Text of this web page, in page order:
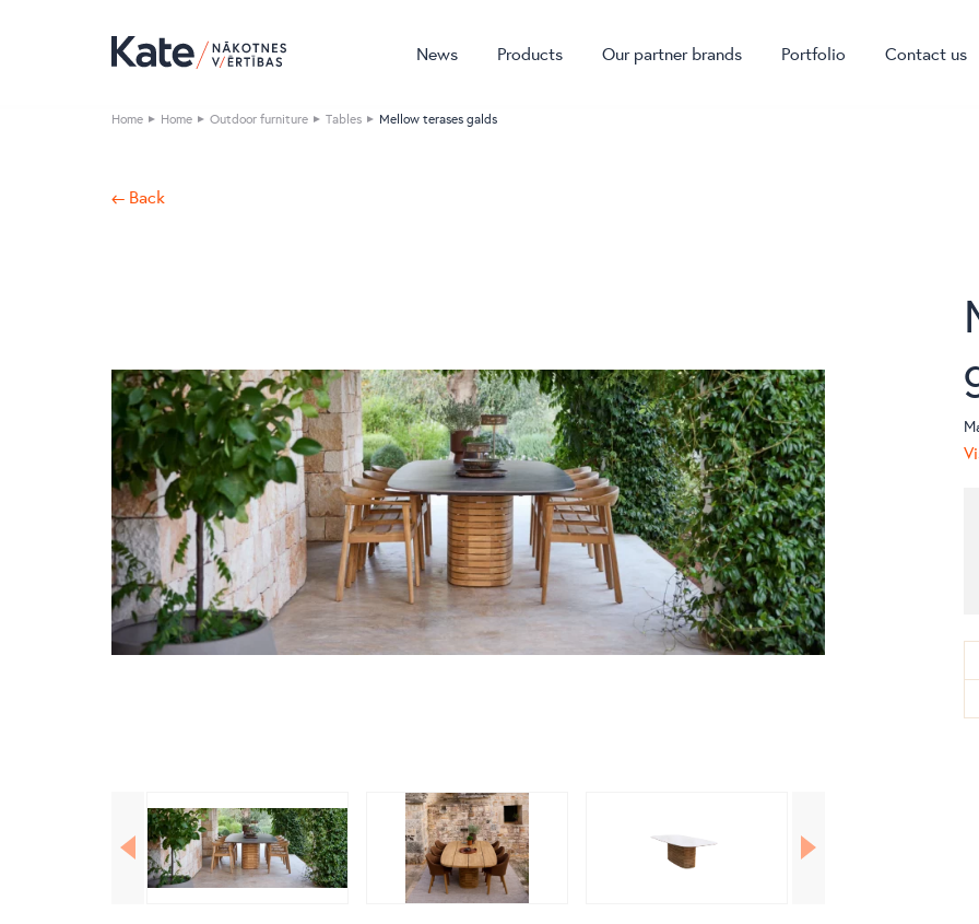
News Products Our partner brands Portfolio Contact us
Home Home Outdoor furniture Tables Mellow terases galds
← Back